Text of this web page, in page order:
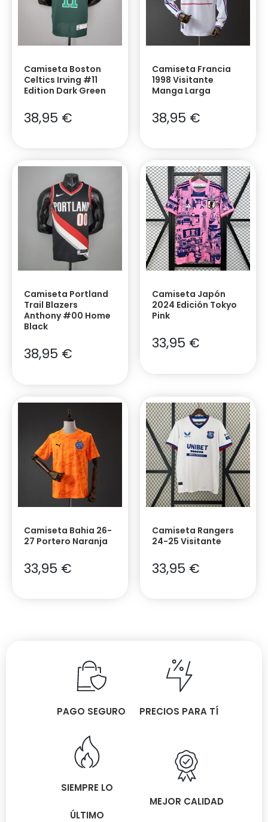
Camiseta Boston
Celtics Irving #11
Edition Dark Green
38,95 €
Camiseta Francia
1998 Visitante
Manga Larga
38,95 €
Camiseta Portland
Trail Blazers
Anthony #00 Home
Black
38,95 €
Camiseta Japón
2024 Edición Tokyo
Pink
33,95 €
Camiseta Bahia 26-
27 Portero Naranja
33,95 €
Camiseta Rangers
24-25 Visitante
33,95 €
PAGO SEGURO PRECIOS PARA TÍ
SIEMPRE LO
ÚLTIMO
MEJOR CALIDAD